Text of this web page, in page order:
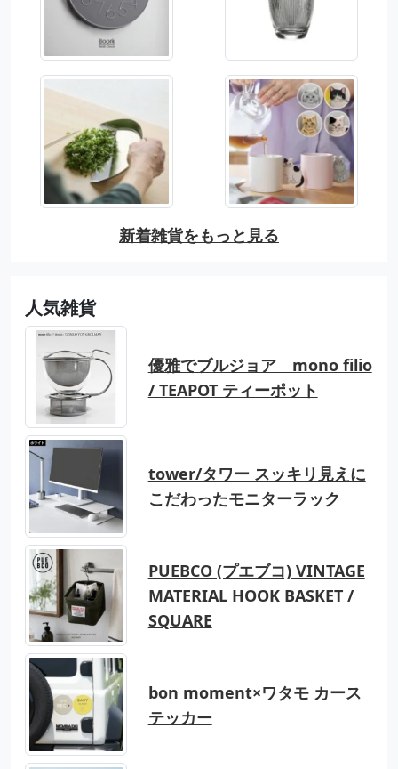
新着雑貨をもっと見る
人気雑貨
優雅でブルジョア mono filio
/ TEAPOT ティーポット
tower/タワー スッキリ見えに
こだわったモニターラック
PUEBCO (プエブコ) VINTAGE
MATERIAL HOOK BASKET /
SQUARE
bon moment×ワタモ カース
テッカー